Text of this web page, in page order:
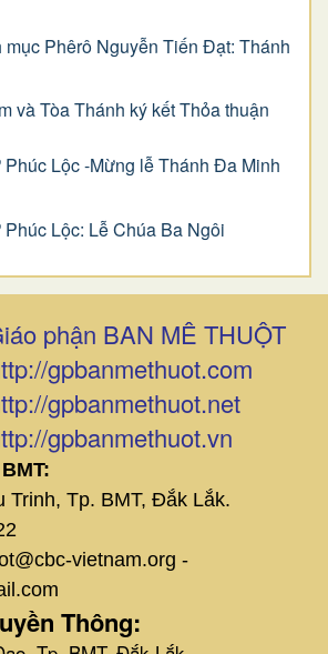
mục Phêrô Nguyễn Tiến Đạt: Thánh
và Tòa Thánh ký kết Thỏa thuận
Phúc Lộc -Mừng lễ Thánh Đa Minh
Lộc: Lễ Chúa Ba Ngôi
phận BAN MÊ THUỘT
gpbanmethuot.com
gpbanmethuot.net
gpbanmethuot.vn
Trinh, Tp. BMT, Đắk Lắk.
vietnam.org -
Thông: